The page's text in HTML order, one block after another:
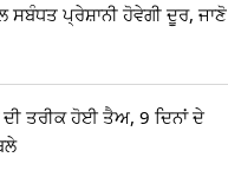
ਪ੍ਰੇਸ਼ਾਨੀ ਹੋਵੇਗੀ ਦੂਰ, ਜਾਣੋ
ਦੀ ਤਰੀਕ ਹੋਈ ਤੈਅ, 9 ਦਿਨਾਂ ਦੇ